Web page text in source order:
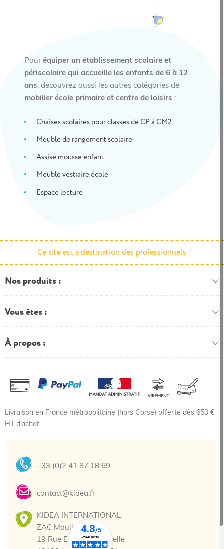
Pour équiper un établissement scolaire et
périscolaire qui accueille les enfants de 6 à 12
ans, découvrez aussi les autres catégories de
mobilier école primaire et centre de loisirs :
Chaises scolaires pour classes de CP à CM2
Meuble de rangement scolaire
Assise mousse enfant
Meuble vestiaire école
Espace lecture
Ce site est à destination des professionnels
Nos produits
Vous êtes
À propos
Livraison en France métropolitaine (hors Corse) offerte dès 650 €
HT d’achat
+33 (0)2 41 87 18 69
contact@kidea.fr
KIDEA INTERNATIONAL
ZAC Moulin-Marcille
19 Rue Edmond Cannelle